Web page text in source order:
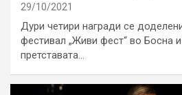
29/10/2021
Дури четири награди се
фестивал „Живи фест“ во Босна
претставата…